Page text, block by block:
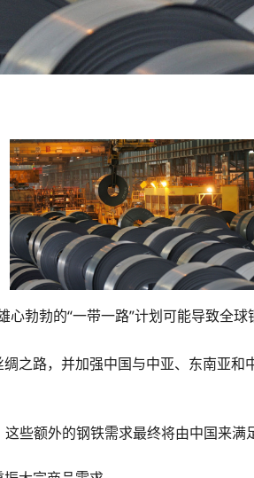
勃勃的“一带一路”计划可能导致全
之路，并加强中国与中亚、东南亚
些额外的钢铁需求最终将由中国来满